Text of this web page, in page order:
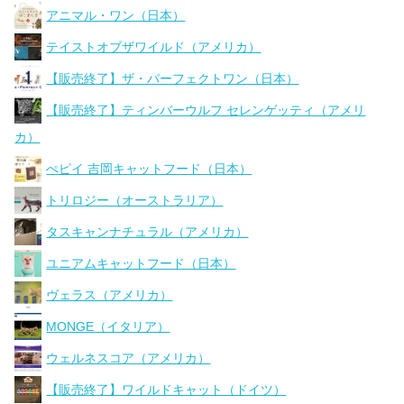
アニマル・ワン（日本）
テイストオブザワイルド（アメリカ）
【販売終了】ザ・パーフェクトワン（日本）
【販売終了】ティンバーウルフ セレンゲッティ（アメリ
カ）
ぺピイ 吉岡キャットフード（日本）
トリロジー（オーストラリア）
タスキャンナチュラル（アメリカ）
ユニアムキャットフード（日本）
ヴェラス（アメリカ）
MONGE（イタリア）
ウェルネスコア（アメリカ）
【販売終了】ワイルドキャット（ドイツ）